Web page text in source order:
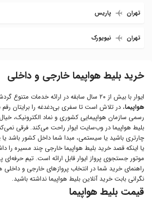
تهران پاریس
تهران نیویورک
خرید بلیط هواپیما خارجی و داخلی
ایوار با بیش از ۲۰ سال سابقه در ارائه خدمات متنوع گردشگری از جمله
هواپیما، در تلاش است تا سفری بی‌دغدغه را برایتان رقم
رسمی سازمان هواپیمایی کشوری و نماد الکترونیک،
بلیط هواپیما در وب‌سایت ایوار راحت می‌کند. فرقی
چارتری باشید یا سیستمی، مبدا شما داخل کشور باشد
یا اینکه قصد خرید بلیط هواپیما خارجی چند مسیره را
موتور جستجوی پرواز ایوار قابل ارائه است. تیم حرفه‌ای
راهنمای خرید شما در انتخاب پروازهای خارجی و داخلی
نگرانی بابت خرید آنلاین بلیط هواپیما نداشته باشید.
قیمت بلیط هواپیما